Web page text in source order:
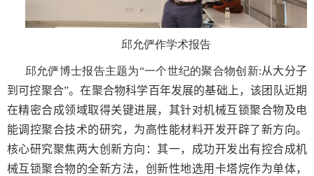
邱允俨作学术报告
邱允俨博士报告主题为“一个世纪的聚合物创新:从大分子
到可控聚合”。在聚合物科学百年发展的基础上，该团队近期
在精密合成领域取得关键进展，其针对机械互锁聚合物及电
能调控聚合技术的研究，为高性能材料开发开辟了新方向。
核心研究聚焦两大创新方向：其一，成功开发出有控合成机
械互锁聚合物的全新方法，创新性地选用卡塔烷作为单体，